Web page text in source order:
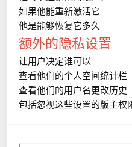
如果他能重新激活它
他是能够恢复它多久
额外的隐私设置
让用户决定谁可以
查看他们的个人空间统计栏
查看他们的用户名更改历史
包括忽视这些设置的版主权